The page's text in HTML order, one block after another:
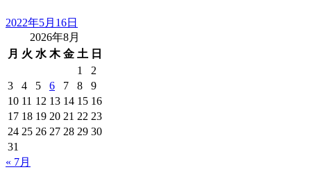
2022年5月16日
2026年8月
月 火 水 木 金 土 日
1
2
3
4 5 6 7 8
9
10 11 12 13 14 15 16
17 18 19 20 21 22 23
24 25 26 27 28 29 30
31
« 7月